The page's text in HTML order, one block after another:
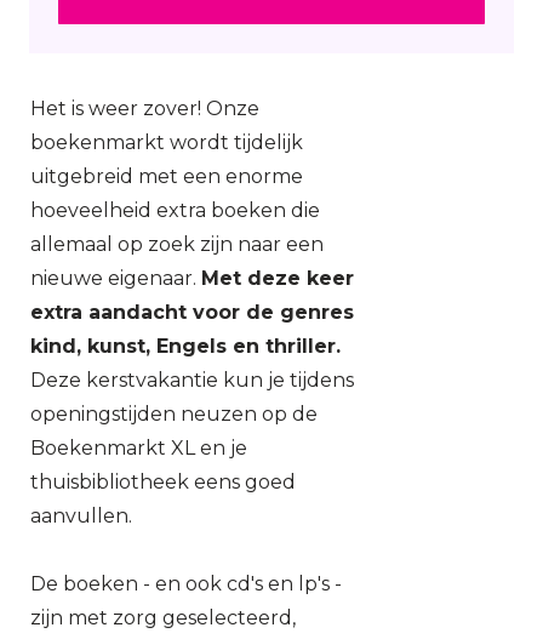
Het is weer zover! Onze
boekenmarkt wordt tijdelijk
uitgebreid met een enorme
hoeveelheid extra boeken die
allemaal op zoek zijn naar een
nieuwe eigenaar. Met deze keer
extra aandacht voor de genres
kind, kunst, Engels en thriller.
Deze kerstvakantie kun je tijdens
openingstijden neuzen op de
Boekenmarkt XL en je
thuisbibliotheek eens goed
aanvullen.
De boeken - en ook cd's en lp's -
zijn met zorg geselecteerd,